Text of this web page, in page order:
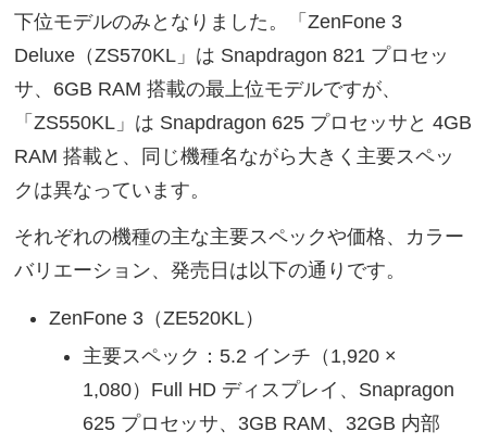
下位モデルのみとなりました。「ZenFone 3
Deluxe（ZS570KL」は Snapdragon 821 プロセッ
サ、6GB RAM 搭載の最上位モデルですが、
「ZS550KL」は Snapdragon 625 プロセッサと 4GB
RAM 搭載と、同じ機種名ながら大きく主要スペッ
クは異なっています。
それぞれの機種の主な主要スペックや価格、カラー
バリエーション、発売日は以下の通りです。
ZenFone 3（ZE520KL）
主要スペック：5.2 インチ（1,920 ×
1,080）Full HD ディスプレイ、Snapragon
625 プロセッサ、3GB RAM、32GB 内部